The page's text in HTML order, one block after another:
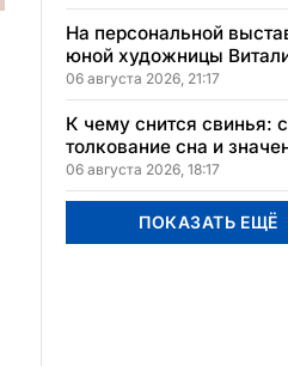
На персональной
юной художницы
представлено 156 работ
06 августа 2026, 21:17
К чему снится свинья:
толкование сна и
для вашей жизни
06 августа 2026, 18:17
ПОКАЗАТЬ ЕЩЁ